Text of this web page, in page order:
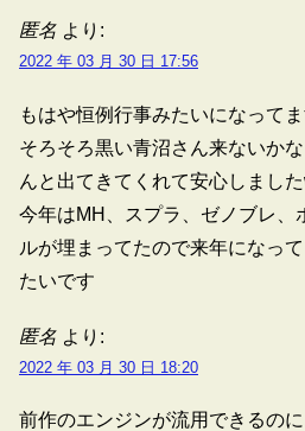
匿名 より:
2022 年 03 月 30 日 17:56
もはや恒例行事みたいになって
そろそろ黒い青沼さん来ないか
んと出てきてくれて安心しまし
今年はMH、スプラ、ゼノブレ、
ルが埋まってたので来年になっ
たいです
匿名 より:
2022 年 03 月 30 日 18:20
前作のエンジンが流用できるの